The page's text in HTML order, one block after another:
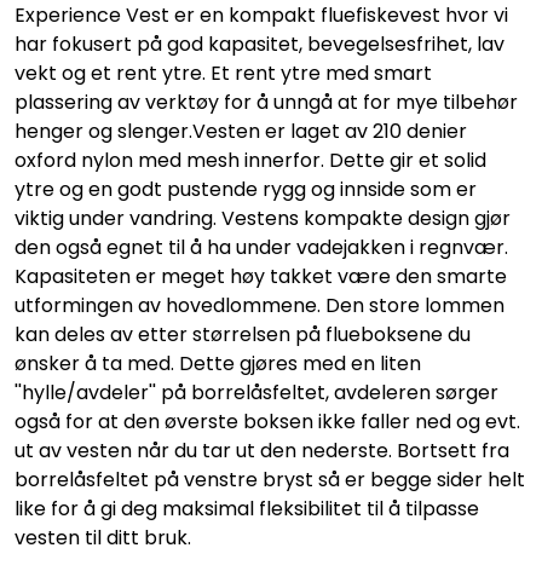
Experience Vest er en kompakt fluefiskevest hvor vi
har fokusert på god kapasitet, bevegelsesfrihet, lav
vekt og et rent ytre. Et rent ytre med smart
plassering av verktøy for å unngå at for mye tilbehør
henger og slenger.Vesten er laget av 210 denier
oxford nylon med mesh innerfor. Dette gir et solid
ytre og en godt pustende rygg og innside som er
viktig under vandring. Vestens kompakte design gjør
den også egnet til å ha under vadejakken i regnvær.
Kapasiteten er meget høy takket være den smarte
utformingen av hovedlommene. Den store lommen
kan deles av etter størrelsen på flueboksene du
ønsker å ta med. Dette gjøres med en liten
''hylle/avdeler'' på borrelåsfeltet, avdeleren sørger
også for at den øverste boksen ikke faller ned og evt.
ut av vesten når du tar ut den nederste. Bortsett fra
borrelåsfeltet på venstre bryst så er begge sider helt
like for å gi deg maksimal fleksibilitet til å tilpasse
vesten til ditt bruk.